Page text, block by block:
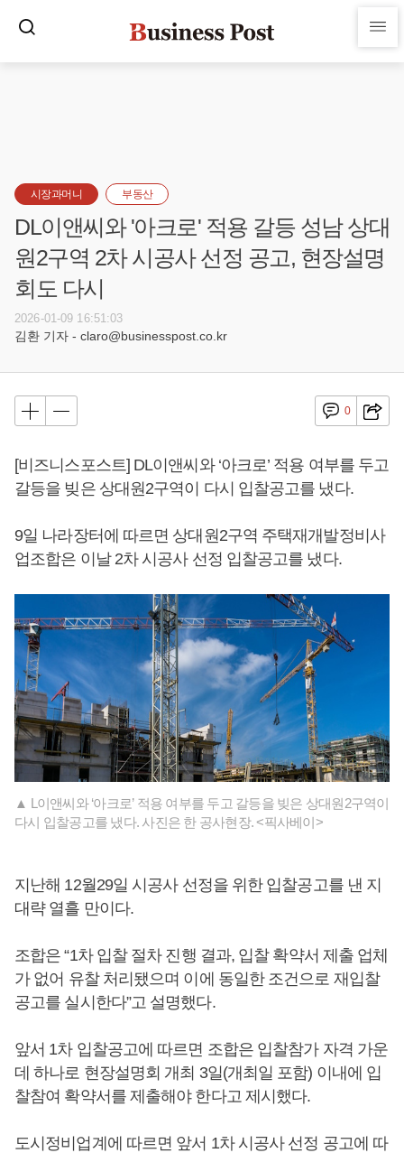
시장과머니 부동산
DL이앤씨와 '아크로' 적용 갈등 성남 상대
원2구역 2차 시공사 선정 공고, 현장설명
회도 다시
2026-01-09 16:51:03
김환 기자 - claro@businesspost.co.kr
0
[비즈니스포스트] DL이앤씨와 ‘아크로’ 적용 여부를 두고
갈등을 빚은 상대원2구역이 다시 입찰공고를 냈다.
9일 나라장터에 따르면 상대원2구역 주택재개발정비사
업조합은 이날 2차 시공사 선정 입찰공고를 냈다.
▲ L이앤씨와 ‘아크로’ 적용 여부를 두고 갈등을 빚은 상대원2구역이
다시 입찰공고를 냈다. 사진은 한 공사현장. <픽사베이>
지난해 12월29일 시공사 선정을 위한 입찰공고를 낸 지
대략 열흘 만이다.
조합은 “1차 입찰 절차 진행 결과, 입찰 확약서 제출 업체
가 없어 유찰 처리됐으며 이에 동일한 조건으로 재입찰
공고를 실시한다”고 설명했다.
앞서 1차 입찰공고에 따르면 조합은 입찰참가 자격 가운
데 하나로 현장설명회 개최 3일(개최일 포함) 이내에 입
찰참여 확약서를 제출해야 한다고 제시했다.
도시정비업계에 따르면 앞서 1차 시공사 선정 공고에 따